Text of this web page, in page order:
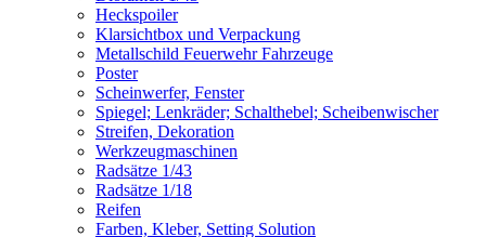
Heckspoiler
Klarsichtbox und Verpackung
Metallschild Feuerwehr Fahrzeuge
Poster
Scheinwerfer, Fenster
Spiegel; Lenkräder; Schalthebel; Scheibenwischer
Streifen, Dekoration
Werkzeugmaschinen
Radsätze 1/43
Radsätze 1/18
Reifen
Farben, Kleber, Setting Solution